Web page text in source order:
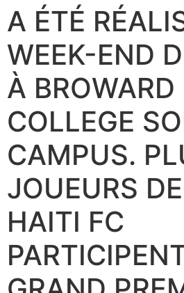
A ÉTÉ
WEEK-END
À BROWARD
COLLEGE
CAMPUS.
JOUEURS
HAITI FC